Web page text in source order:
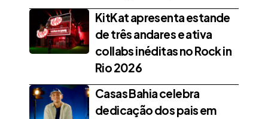
KitKat apresenta estande
de três andares e ativa
collabs inéditas no Rock in
Rio 2026
Casas Bahia celebra
dedicação dos pais em